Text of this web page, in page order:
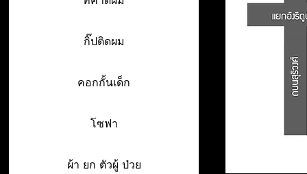
กิ๊ปติดผม
คอกกั้นเด็ก
โซฟา
ผ้า ยก ตัวผู้ ป่วย